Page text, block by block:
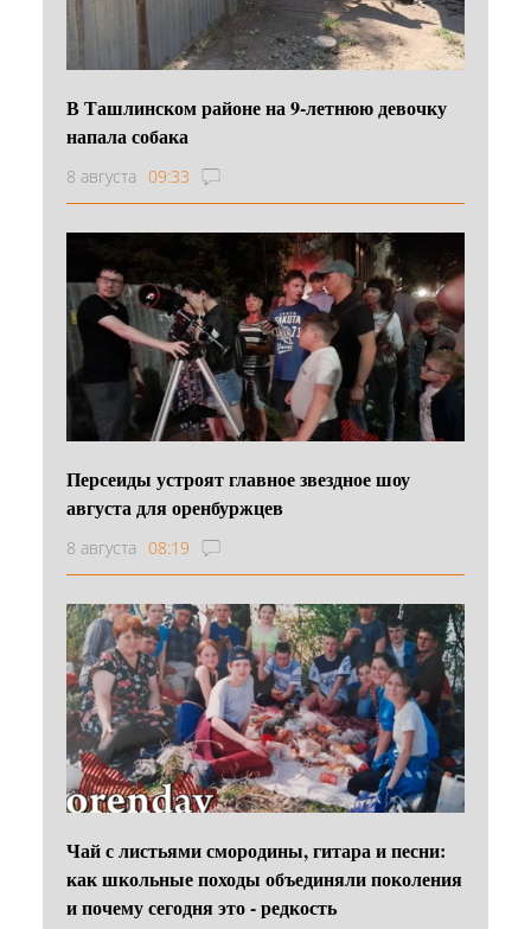
В Ташлинском районе на 9-летнюю девочку
напала собака
8 августа 09:33
Персеиды устроят главное звездное шоу
августа для оренбуржцев
8 августа 08:19
Чай с листьями смородины, гитара и песни:
как школьные походы объединяли поколения
и почему сегодня это - редкость